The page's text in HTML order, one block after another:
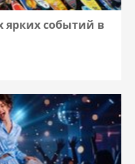
ярких событий в